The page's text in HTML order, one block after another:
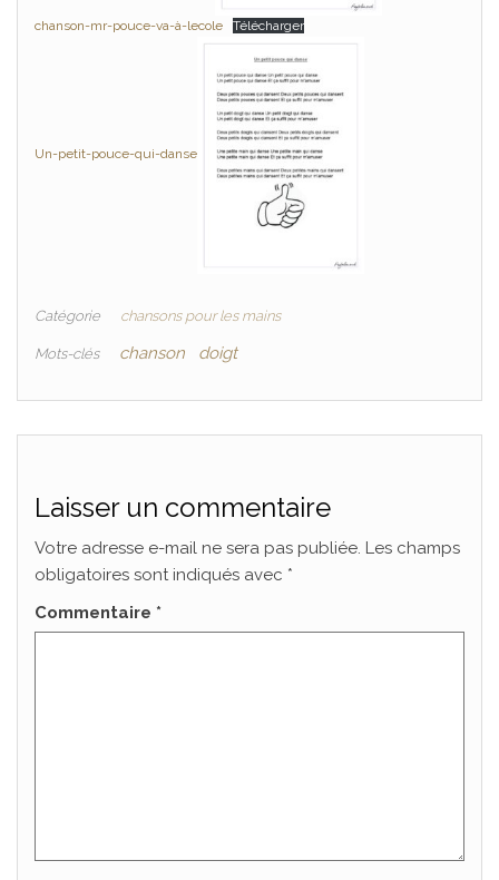
chanson-mr-pouce-va-à-lecole Télécharger
Un-petit-pouce-qui-danse
Catégorie chansons pour les mains
Mots-clés chanson doigt
Laisser un commentaire
Votre adresse e-mail ne sera pas publiée. Les champs
obligatoires sont indiqués avec *
Commentaire *